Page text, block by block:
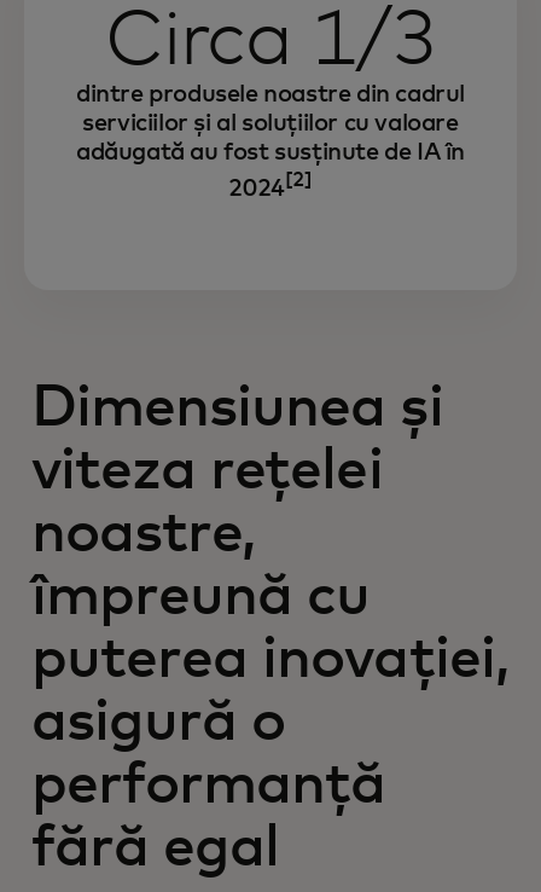
Circa 1/3
dintre produsele noastre din cadrul
serviciilor și al soluțiilor cu valoare
adăugată au fost susținute de IA în
2024 [2]
Dimensiunea și
viteza rețelei
noastre,
împreună cu
puterea inovației,
asigură o
performanță
fără egal